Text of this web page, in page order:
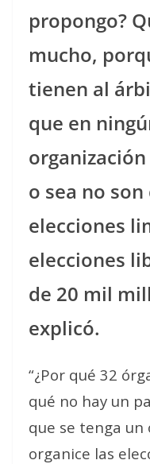
propongo?
mucho,
tienen al
que en
o sea no
elecciones
elecciones
de 20 mil
explicó.
“¿Por qué 32
qué no hay un
que se tenga
organice las